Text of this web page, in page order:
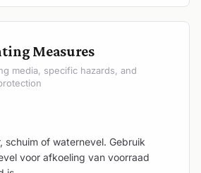
Measures
media, specific hazards, and
schuim of waternevel. Gebruik
voor afkoeling van voorraad